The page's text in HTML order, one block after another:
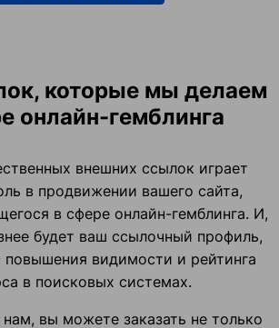
которые мы делаем
онлайн-гемблинга
внешних ссылок играет
в продвижении вашего сайта,
в сфере онлайн-гемблинга. И,
будет ваш ссылочный профиль,
видимости и рейтинга
в поисковых системах.
вы можете заказать не только